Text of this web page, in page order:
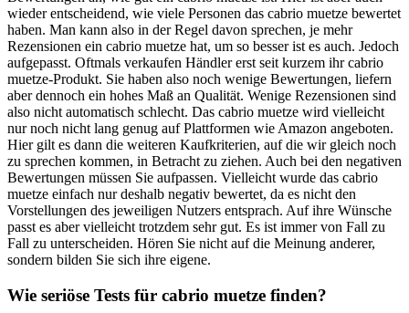
wieder entscheidend, wie viele Personen das cabrio muetze bewertet
haben. Man kann also in der Regel davon sprechen, je mehr
Rezensionen ein cabrio muetze hat, um so besser ist es auch. Jedoch
aufgepasst. Oftmals verkaufen Händler erst seit kurzem ihr cabrio
muetze-Produkt. Sie haben also noch wenige Bewertungen, liefern
aber dennoch ein hohes Maß an Qualität. Wenige Rezensionen sind
also nicht automatisch schlecht. Das cabrio muetze wird vielleicht
nur noch nicht lang genug auf Plattformen wie Amazon angeboten.
Hier gilt es dann die weiteren Kaufkriterien, auf die wir gleich noch
zu sprechen kommen, in Betracht zu ziehen. Auch bei den negativen
Bewertungen müssen Sie aufpassen. Vielleicht wurde das cabrio
muetze einfach nur deshalb negativ bewertet, da es nicht den
Vorstellungen des jeweiligen Nutzers entsprach. Auf ihre Wünsche
passt es aber vielleicht trotzdem sehr gut. Es ist immer von Fall zu
Fall zu unterscheiden. Hören Sie nicht auf die Meinung anderer,
sondern bilden Sie sich ihre eigene.
Wie seriöse Tests für cabrio muetze finden?